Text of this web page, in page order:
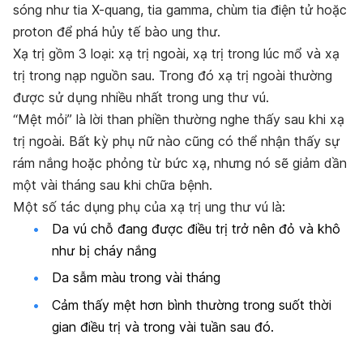
sóng như tia X-quang, tia gamma, chùm tia điện tử hoặc
proton để phá hủy tế bào ung thư.
Xạ trị gồm 3 loại: xạ trị ngoài, xạ trị trong lúc mổ và xạ
trị trong nạp nguồn sau. Trong đó xạ trị ngoài thường
được sử dụng nhiều nhất trong ung thư vú.
“Mệt mỏi” là lời than phiền thường nghe thấy sau khi xạ
trị ngoài. Bất kỳ phụ nữ nào cũng có thể nhận thấy sự
rám nắng hoặc phỏng từ bức xạ, nhưng nó sẽ giảm dần
một vài tháng sau khi chữa bệnh.
Một số tác dụng phụ của xạ trị ung thư vú là:
Da vú chỗ đang được điều trị trở nên đỏ và khô
như bị cháy nắng
Da sẫm màu trong vài tháng
Cảm thấy mệt hơn bình thường trong suốt thời
gian điều trị và trong vài tuần sau đó.